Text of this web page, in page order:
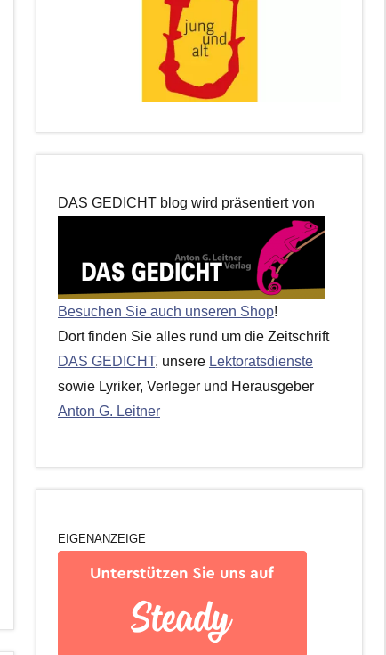
DAS GEDICHT blog wird präsentiert von
Besuchen Sie auch unseren Shop!
Dort finden Sie alles rund um die Zeitschrift
DAS GEDICHT, unsere Lektoratsdienste
sowie Lyriker, Verleger und Herausgeber
Anton G. Leitner
EIGENANZEIGE